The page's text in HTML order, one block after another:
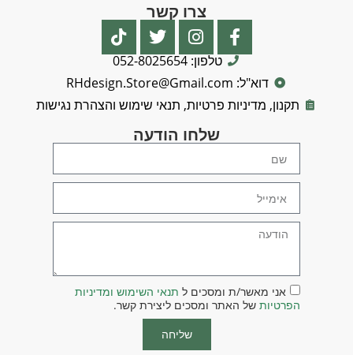
צרו קשר
טלפון: 052-8025654
דוא"ל: RHdesign.Store@Gmail.com
תקנון, מדיניות פרטיות, תנאי שימוש והצהרת נגישות
שלחו הודעה
אני מאשר/ת ומסכים ל תנאי השימוש ומדיניות
הפרטיות של האתר ומסכים ליצירת קשר.
שליחה